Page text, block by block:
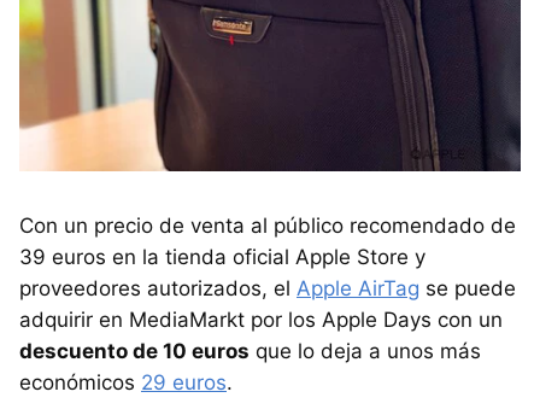
Con un precio de venta al público recomendado de
39 euros en la tienda oficial Apple Store y
proveedores autorizados, el Apple AirTag se puede
adquirir en MediaMarkt por los Apple Days con un
descuento de 10 euros que lo deja a unos más
económicos 29 euros.